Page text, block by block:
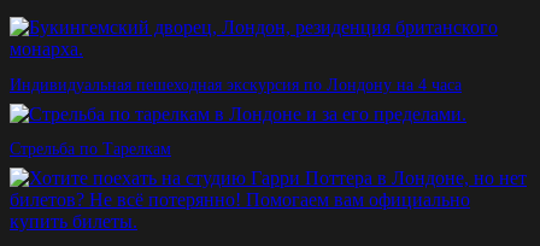
Индивидуальная пешеходная экскурсия по Лондону на 4 часа
Стрельба по Тарелкам